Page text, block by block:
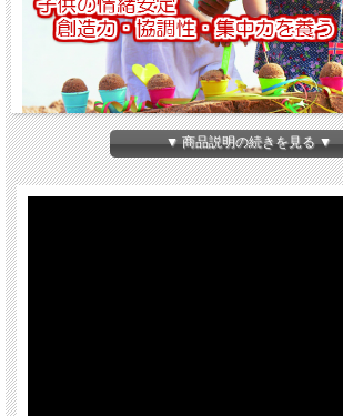
フックス アイスス
▼ 商品説明の続きを見る ▼